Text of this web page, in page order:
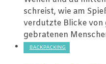
schreist, wie am
verdutzte Blicke
gebratenen
BACKPACKING